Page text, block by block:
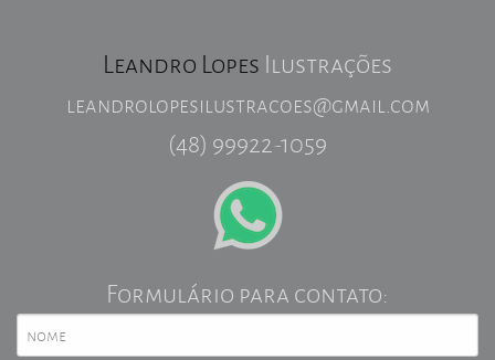
Leandro Lopes Ilustrações
leandrolopesilustracoes@gmail.com
(48) 99922-1059
Formulário para contato: